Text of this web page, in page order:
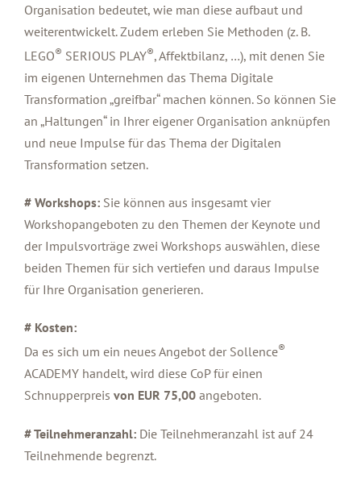
Organisation bedeutet, wie man diese aufbaut und
weiterentwickelt. Zudem erleben Sie Methoden (z. B.
LEGO® SERIOUS PLAY®, Affektbilanz, …), mit denen Sie
im eigenen Unternehmen das Thema Digitale
Transformation „greifbar“ machen können. So können Sie
an „Haltungen“ in Ihrer eigener Organisation anknüpfen
und neue Impulse für das Thema der Digitalen
Transformation setzen.
# Workshops: Sie können aus insgesamt vier
Workshopangeboten zu den Themen der Keynote und
der Impulsvorträge zwei Workshops auswählen, diese
beiden Themen für sich vertiefen und daraus Impulse
für Ihre Organisation generieren.
# Kosten:
Da es sich um ein neues Angebot der Sollence®
ACADEMY handelt, wird diese CoP für einen
Schnupperpreis von EUR 75,00 angeboten.
# Teilnehmeranzahl: Die Teilnehmeranzahl ist auf 24
Teilnehmende begrenzt.